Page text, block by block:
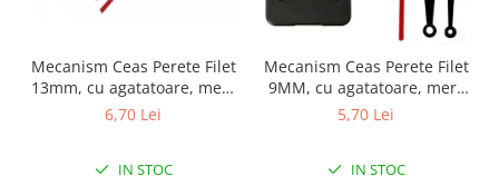
Mecanism Ceas Perete Filet
13mm, cu agatatoare, mers
continuu, repere incluse
6,70 Lei
IN STOC
Mecanism Ceas Perete Filet
9MM, cu agatatoare, mers
continuu, repere incluse
5,70 Lei
IN STOC